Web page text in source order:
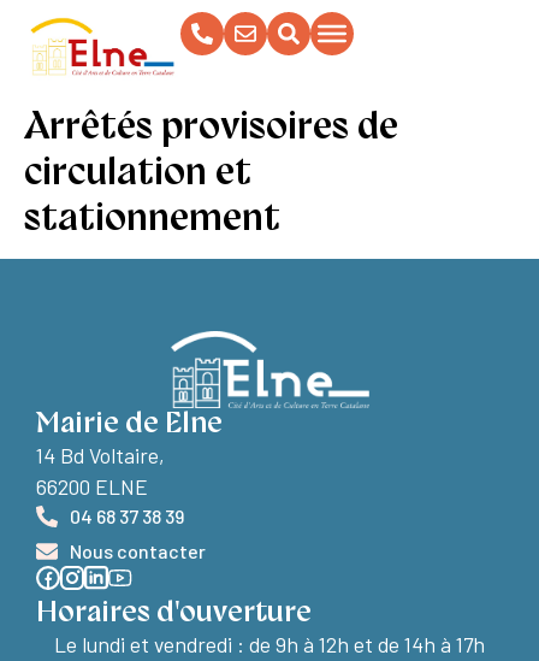
principal
Arrêtés provisoires de
circulation et
stationnement
Mairie de Elne
14 Bd Voltaire,
66200 ELNE
04 68 37 38 39
Nous contacter
Horaires d'ouverture
Le lundi et vendredi : de 9h à 12h et de 14h à 17h